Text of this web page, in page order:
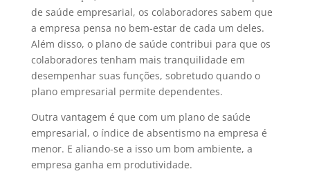
de saúde empresarial, os colaboradores sabem que
a empresa pensa no bem-estar de cada um deles.
Além disso, o plano de saúde contribui para que os
colaboradores tenham mais tranquilidade em
desempenhar suas funções, sobretudo quando o
plano empresarial permite dependentes.
Outra vantagem é que com um plano de saúde
empresarial, o índice de absentismo na empresa é
menor. E aliando-se a isso um bom ambiente, a
empresa ganha em produtividade.